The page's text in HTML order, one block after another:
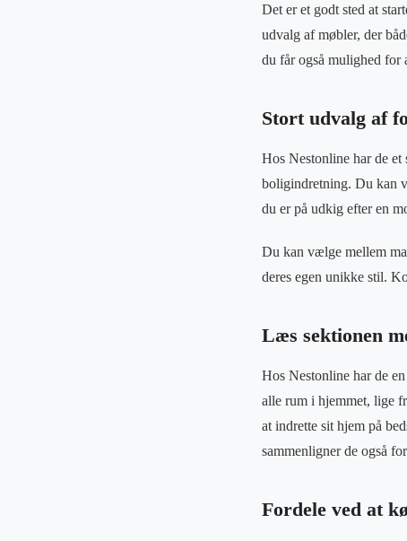
Det er et godt sted at
udvalg af møbler, der
du får også mulighed for
Stort udvalg af
Hos Nestonline har de
boligindretning. Du kan
du er på udkig efter en
Du kan vælge mellem
deres egen unikke stil.
Læs sektionen
Hos Nestonline har de
alle rum i hjemmet, lige
at indrette sit hjem på
sammenligner de også
Fordele ved at